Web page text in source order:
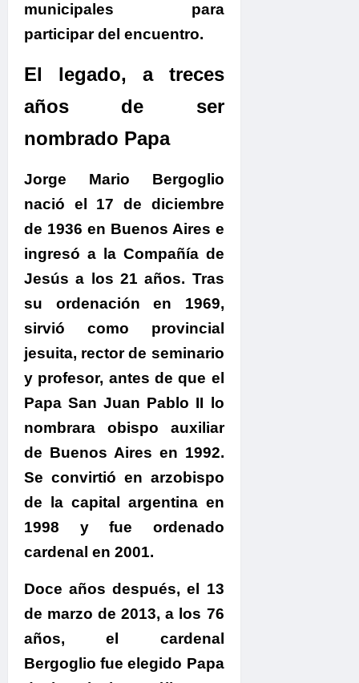
municipales para
participar del encuentro.
El legado, a treces
años de ser
nombrado Papa
Jorge Mario Bergoglio
nació el 17 de diciembre
de 1936 en Buenos Aires e
ingresó a la Compañía de
Jesús a los 21 años. Tras
su ordenación en 1969,
sirvió como provincial
jesuita, rector de seminario
y profesor, antes de que el
Papa San Juan Pablo II lo
nombrara obispo auxiliar
de Buenos Aires en 1992.
Se convirtió en arzobispo
de la capital argentina en
1998 y fue ordenado
cardenal en 2001.
Doce años después, el 13
de marzo de 2013, a los 76
años, el cardenal
Bergoglio fue elegido Papa